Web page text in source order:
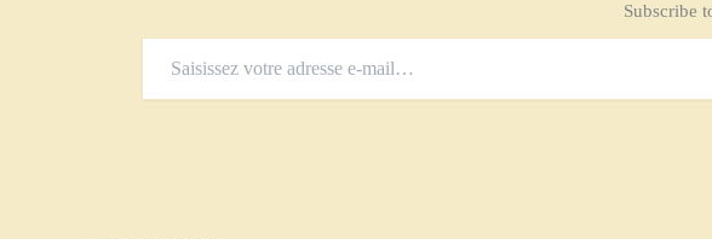
Subscribe
votre
adresse